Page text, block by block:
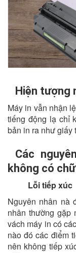
Hiện tượng
Máy in vẫn nhận
tiếng động lạ chỉ
bản in ra như giấy
Các
không có chữ
Lỗi tiếp xúc
Nguyên nhân nà
nhân thường gặp
vách máy in có
nào đó các điểm
nên không tiếp